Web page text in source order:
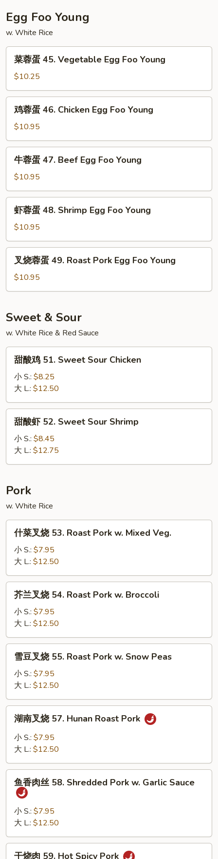
Lo
Mein
Egg Foo Young
w. White Rice
菜
45.
Vegetable
Egg
Foo
Young
菜蓉蛋 45. Vegetable Egg Foo Young
$10.25
鸡
46.
Chicken
Egg
Foo
Young
鸡蓉蛋 46. Chicken Egg Foo Young
$10.95
牛
47.
Beef
Egg
Foo
Young
牛蓉蛋 47. Beef Egg Foo Young
$10.95
虾
48.
Shrimp
Egg
Foo
Young
虾蓉蛋 48. Shrimp Egg Foo Young
$10.95
叉
蛋
Roast
Pork
Egg
Foo
Young
叉烧蓉蛋 49. Roast Pork Egg Foo Young
$10.95
Sweet & Sour
w. White Rice & Red Sauce
甜
51.
Sweet
Sour
Chicken
甜酸鸡 51. Sweet Sour Chicken
小 S.: $8.25
大 L.: $12.50
甜
52.
Sweet
Shrimp
甜酸虾 52. Sweet Sour Shrimp
小 S.: $8.45
大 L.: $12.75
Pork
w. White Rice
什
53.
Roast
Pork
Mixed
Veg.
什菜叉烧 53. Roast Pork w. Mixed Veg.
小 S.: $7.95
大 L.: $12.50
芥
54.
Roast
Pork
Broccoli
芥兰叉烧 54. Roast Pork w. Broccoli
小 S.: $7.95
大 L.: $12.50
雪
55.
Roast
Pork
Snow
Peas
雪豆叉烧 55. Roast Pork w. Snow Peas
小 S.: $7.95
大 L.: $12.50
湖
Hunan
Roast
Pork
湖南叉烧 57. Hunan Roast Pork
小 S.: $7.95
大 L.: $12.50
鱼
58.
Shredded
Pork
鱼香肉丝 58. Shredded Pork w. Garlic Sauce
小 S.: $7.95
大 L.: $12.50
干
干烧肉 59. Hot Spicy Pork